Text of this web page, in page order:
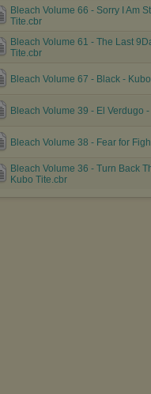
Bleach Volume 66 - Sorry I Am
Tite.cbr
Bleach Volume 61 - The Last
Tite.cbr
Bleach Volume 67 - Black -
Bleach Volume 39 - El Verdugo
Bleach Volume 38 - Fear for
Bleach Volume 36 - Turn Back
Kubo Tite.cbr